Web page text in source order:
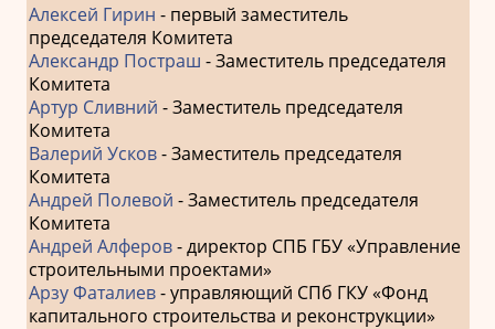
Алексей Гирин - первый заместитель
председателя Комитета
Александр Постраш - Заместитель председателя
Комитета
Артур Сливний - Заместитель председателя
Комитета
Валерий Усков- Заместитель председателя
Комитета
Андрей Полевой - Заместитель председателя
Комитета
Андрей Алферов- директор СПБ ГБУ «Управление
строительными проектами»
Арзу Фаталиев- управляющий СПб ГКУ «Фонд
капитального строительства и реконструкции»